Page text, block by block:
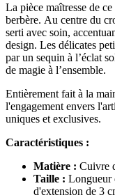
La pièce maîtresse de
berbère. Au centre du
serti avec soin,
design. Les délicates
par un sequin à l’éclat
de magie à l’ensemble.
Entièrement fait à la
l'engagement envers
uniques et exclusives.
Caractéristiques :
Matière : Cuivre
Taille : Longueur
d'extension de 3